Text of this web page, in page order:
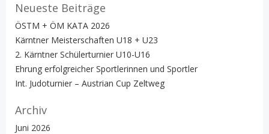
Neueste Beiträge
ÖSTM + ÖM KATA 2026
Kärntner Meisterschaften U18 + U23
2. Kärntner Schülerturnier U10-U16
Ehrung erfolgreicher Sportlerinnen und Sportler
Int. Judoturnier – Austrian Cup Zeltweg
Archiv
Juni 2026